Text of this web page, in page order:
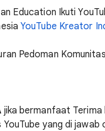
Education Ikuti
YouTube Kreator
Pedoman
jika bermanfaat Terima
YouTube yang di